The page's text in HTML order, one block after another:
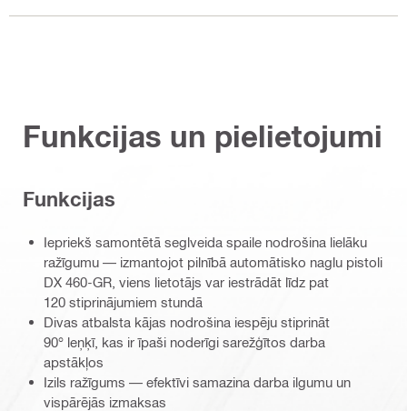
Funkcijas un pielietojumi
Funkcijas
Iepriekš samontētā seglveida spaile nodrošina lielāku
ražīgumu — izmantojot pilnībā automātisko naglu pistoli
DX 460-GR, viens lietotājs var iestrādāt līdz pat
120 stiprinājumiem stundā
Divas atbalsta kājas nodrošina iespēju stiprināt
90° leņķī, kas ir īpaši noderīgi sarežģītos darba
apstākļos
Izils ražīgums — efektīvi samazina darba ilgumu un
vispārējās izmaksas